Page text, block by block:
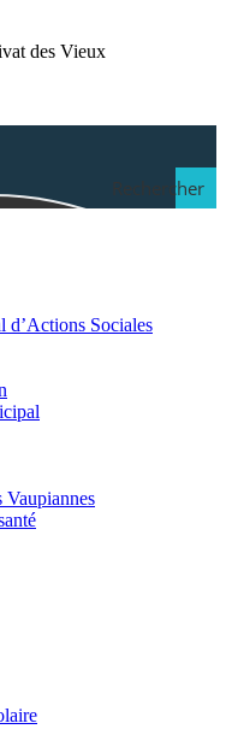
des Vieux
Rechercher
d’Actions Sociales
Vaupiannes